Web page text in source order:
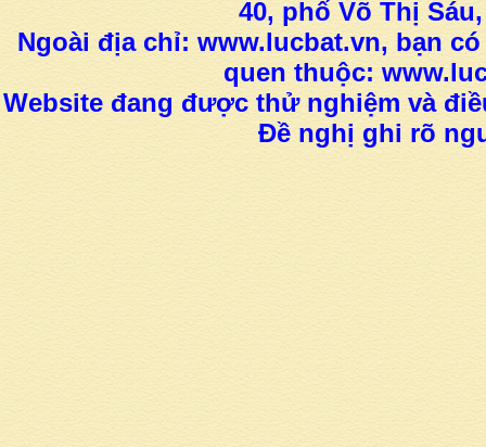
40, phố Võ Thị
Ngoài địa chỉ: www.lucbat.vn, bạn
quen thuộc:
Website đang được thử nghiệm và
Đề nghị ghi rõ